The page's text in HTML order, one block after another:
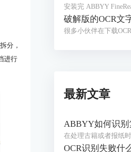
分，
进行
最新文章